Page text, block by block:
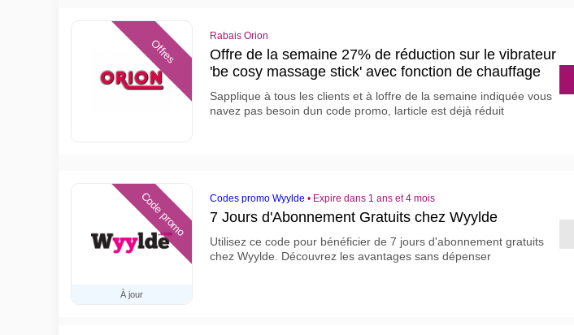
Offres
Rabais Orion
Offre de la semaine 27% de réduction sur le vibrateur
'be cosy massage stick' avec fonction de chauffage
Sapplique à tous les clients et à loffre de la semaine indiquée vous
navez pas besoin dun code promo, larticle est déjà réduit
À jour
Code promo Codes promo Wyylde • Expire dans 1 ans et 4 mois
7 Jours d'Abonnement Gratuits chez Wyylde
Utilisez ce code pour bénéficier de 7 jours d'abonnement gratuits
chez Wyylde. Découvrez les avantages sans dépenser